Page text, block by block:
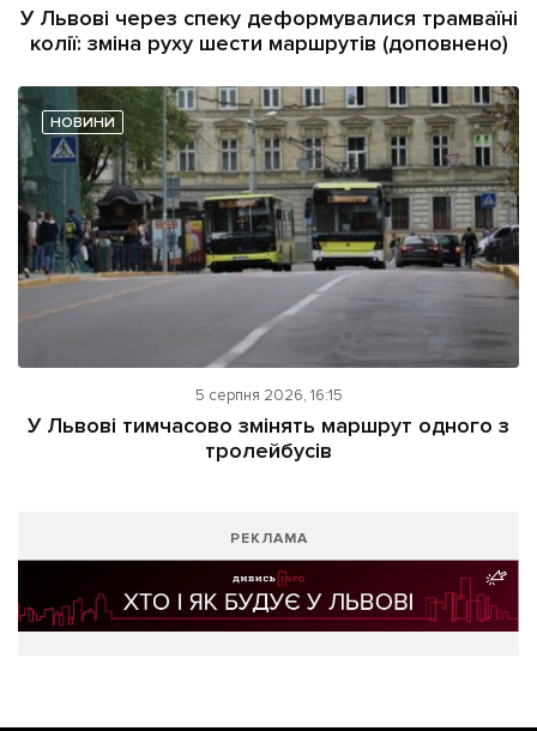
У Львові через спеку деформувалися трамваїні
колії: зміна руху шести маршрутів (доповнено)
НОВИНИ
5 серпня 2026, 16:15
У Львові тимчасово змінять маршрут одного з
тролейбусів
РЕКЛАМА